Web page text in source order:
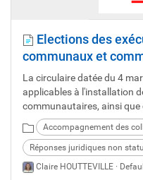
Elections des
communaux et
La circulaire datée du 4
applicables à l'installation
communautaires, ainsi que
des élus et au
Accompagnement des
Réponses juridiques non
Claire HOUTTEVILLE ·